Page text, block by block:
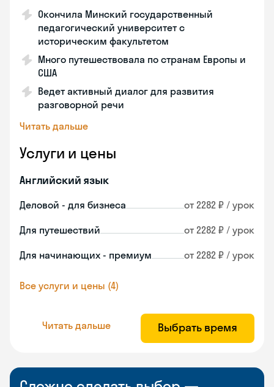
Окончила Минский государственный
педагогический университет с
историческим факультетом
Много путешествовала по странам Европы и
США
Ведет активный диалог для развития
разговорной речи
Читать дальше
Услуги и цены
Английский язык
Деловой - для бизнеса от 2282 ₽ / урок
Для путешествий от 2282 ₽ / урок
Для начинающих - премиум от 2282 ₽ / урок
Все услуги и цены (4)
Читать дальше Выбрать время